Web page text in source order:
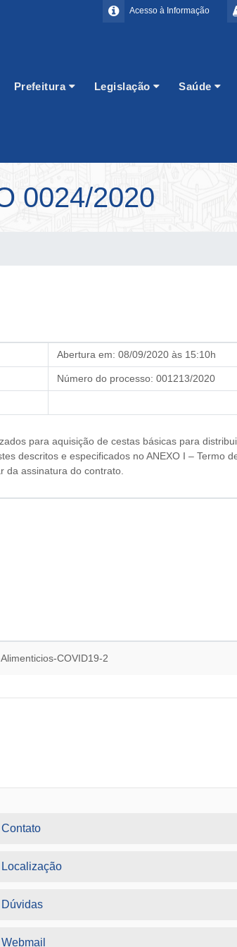
Acesso à Informação
Prefeitura Legislação Saúde
0024/2020
Abertura em: 08/09/2020 às 15:10h
Número do processo: 001213/2020
para aquisição de cestas básicas para
descritos e especificados no ANEXO I – Termo
da assinatura do contrato.
COVID19-2
Contato
Localização
Dúvidas
Webmail